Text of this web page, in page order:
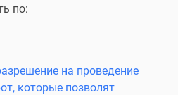
по:
на проведение
которые позволят